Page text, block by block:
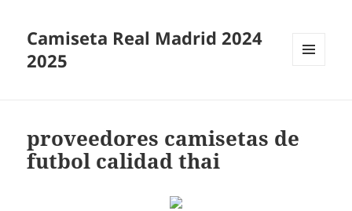
Camiseta Real Madrid 2024
2025
proveedores camisetas de
futbol calidad thai